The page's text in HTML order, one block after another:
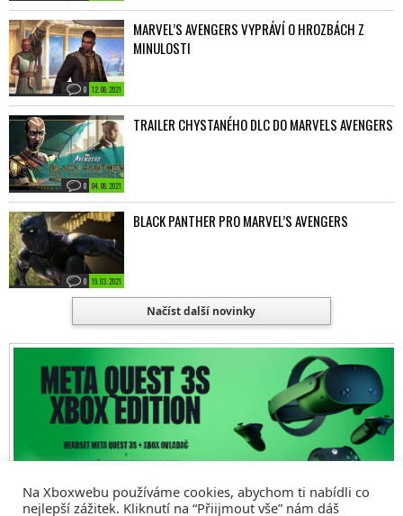
12. 08. 2021
0
MARVEL’S AVENGERS VYPRÁVÍ O HROZBÁCH Z
MINULOSTI
04. 08. 2021
0
TRAILER CHYSTANÉHO DLC DO MARVELS AVENGERS
19. 03. 2021
0
BLACK PANTHER PRO MARVEL’S AVENGERS
Načíst další novinky
Na Xboxwebu používáme cookies, abychom ti nabídli co
nejlepší zážitek. Kliknutí na “Přiijmout vše” nám dáš